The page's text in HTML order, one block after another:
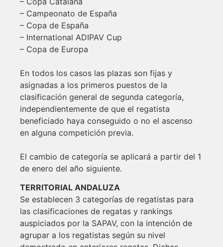
– Campeonato de España
– Copa de España
– International ADIPAV Cup
– Copa de Europa
En todos los casos las plazas son fijas y
asignadas a los primeros puestos de la
clasificación general de segunda categoría,
independientemente de que el regatista
beneficiado haya conseguido o no el ascenso
en alguna competición previa.
El cambio de categoría se aplicará a partir del 1
de enero del año siguiente.
TERRITORIAL ANDALUZA
Se establecen 3 categorías de regatistas para
las clasificaciones de regatas y rankings
auspiciados por la SAPAV, con la intención de
agrupar a los regatistas según su nivel